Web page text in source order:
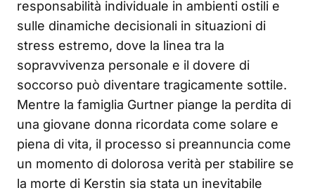
responsabilità individuale in ambienti ostili e
sulle dinamiche decisionali in situazioni di
stress estremo, dove la linea tra la
sopravvivenza personale e il dovere di
soccorso può diventare tragicamente sottile.
Mentre la famiglia Gurtner piange la perdita di
una giovane donna ricordata come solare e
piena di vita, il processo si preannuncia come
un momento di dolorosa verità per stabilire se
la morte di Kerstin sia stata un inevitabile